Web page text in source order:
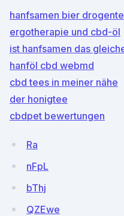
hanfsamen bier
ergotherapie und cbd-öl
ist hanfsamen das
hanföl cbd webmd
cbd tees in meiner nähe
der honigtee
cbdpet bewertungen
Ra
nFpL
bThj
QZEwe